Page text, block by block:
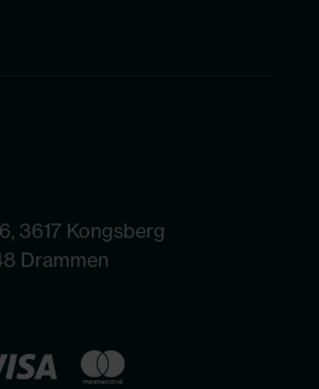
3617 Kongsberg
Drammen